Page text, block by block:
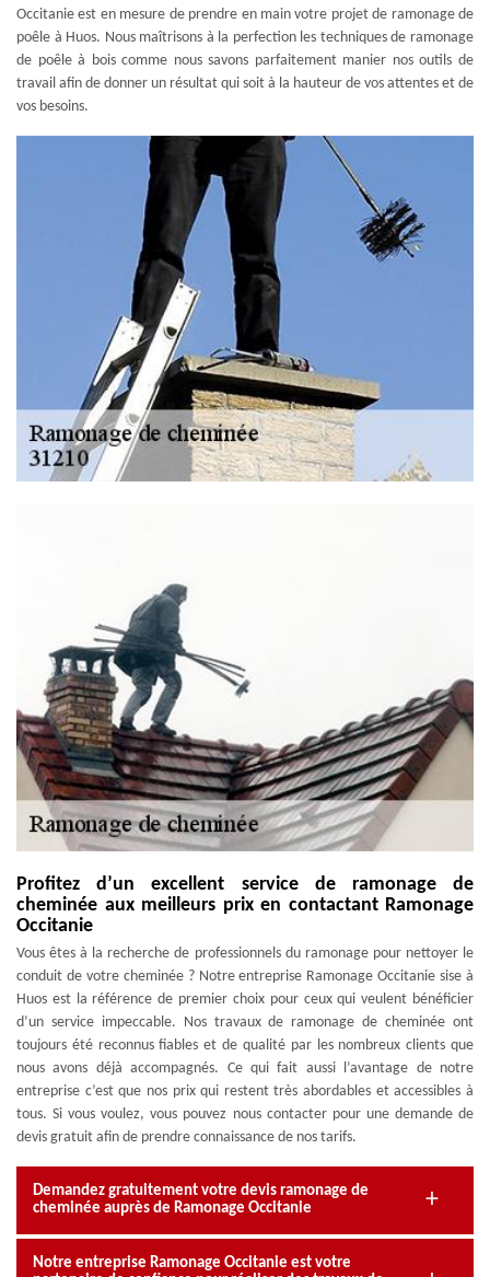
Occitanie est en mesure de prendre en main votre projet de ramonage de
poêle à Huos. Nous maîtrisons à la perfection les techniques de ramonage
de poêle à bois comme nous savons parfaitement manier nos outils de
travail afin de donner un résultat qui soit à la hauteur de vos attentes et de
vos besoins.
Profitez d’un excellent service de ramonage de
cheminée aux meilleurs prix en contactant Ramonage
Occitanie
Vous êtes à la recherche de professionnels du ramonage pour nettoyer le
conduit de votre cheminée ? Notre entreprise Ramonage Occitanie sise à
Huos est la référence de premier choix pour ceux qui veulent bénéficier
d’un service impeccable. Nos travaux de ramonage de cheminée ont
toujours été reconnus fiables et de qualité par les nombreux clients que
nous avons déjà accompagnés. Ce qui fait aussi l’avantage de notre
entreprise c’est que nos prix qui restent très abordables et accessibles à
tous. Si vous voulez, vous pouvez nous contacter pour une demande de
devis gratuit afin de prendre connaissance de nos tarifs.
Demandez gratuitement votre devis ramonage de
cheminée auprès de Ramonage Occitanie
Notre entreprise Ramonage Occitanie est votre